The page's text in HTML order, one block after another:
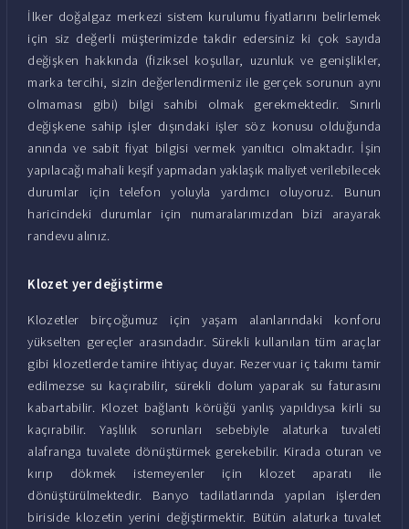
İlker doğalgaz merkezi sistem kurulumu fiyatlarını belirlemek
için siz değerli müşterimizde takdir edersiniz ki çok sayıda
değişken hakkında (fiziksel koşullar, uzunluk ve genişlikler,
marka tercihi, sizin değerlendirmeniz ile gerçek sorunun aynı
olmaması gibi) bilgi sahibi olmak gerekmektedir. Sınırlı
değişkene sahip işler dışındaki işler söz konusu olduğunda
anında ve sabit fiyat bilgisi vermek yanıltıcı olmaktadır. İşin
yapılacağı mahali keşif yapmadan yaklaşık maliyet verilebilecek
durumlar için telefon yoluyla yardımcı oluyoruz. Bunun
haricindeki durumlar için numaralarımızdan bizi arayarak
randevu alınız.
Klozet yer değiştirme
Klozetler birçoğumuz için yaşam alanlarındaki konforu
yükselten gereçler arasındadır. Sürekli kullanılan tüm araçlar
gibi klozetlerde tamire ihtiyaç duyar. Rezervuar iç takımı tamir
edilmezse su kaçırabilir, sürekli dolum yaparak su faturasını
kabartabilir. Klozet bağlantı körüğü yanlış yapıldıysa kirli su
kaçırabilir. Yaşlılık sorunları sebebiyle alaturka tuvaleti
alafranga tuvalete dönüştürmek gerekebilir. Kirada oturan ve
kırıp dökmek istemeyenler için klozet aparatı ile
dönüştürülmektedir. Banyo tadilatlarında yapılan işlerden
biriside klozetin yerini değiştirmektir. Bütün alaturka tuvalet